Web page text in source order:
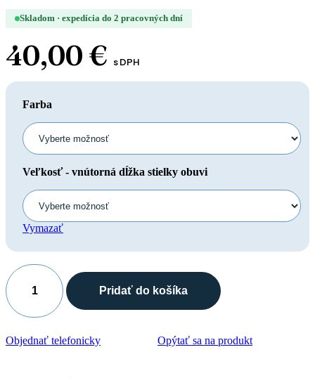
Skladom · expedícia do 2 pracovných dní
40,00 € s DPH
Farba
Veľkosť - vnútorná dĺžka stielky obuvi
Vymazať
množstvo
Leon
Dámska
pracovná
Pridať do košíka
Objednať telefonicky Opýtať sa na produkt